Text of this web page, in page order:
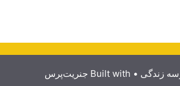
• Built with جنریت‌پرس